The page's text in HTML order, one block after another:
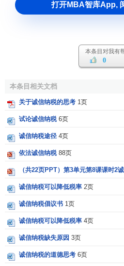
就可以营造良好的税收法制与公平
济健康发展所不可或缺的条件。
的观点来看，
易关系。简单来说，就是由政府向
，而作为回报，由公民以纳税的
国防，优质的社会经济秩序和良好
和优美的社会环境，优质高效的政
安全、稳定、公平、和谐的工作和
乐业，幸福安康。公民通过纳税来
而应付的成本费用。历史经验证明
和政府的职能，必须要有充裕的
国家财源茂盛的基础。如果国家财
以为百姓提供更多更好的公共物品
使社会稳定难以保证，人民生活质
减，生活环境恶化。可见诚信纳税
息相关，诚信纳税利国利民。
打开MBA智库App,
本条目对我有
0
本条目相关文档
关于诚信纳税的思考 1页
试论诚信纳税 6页
诚信纳税途径 4页
依法诚信纳税 88页
（共22页PPT）第3单元第8课课时2
诚信纳税可以降低税率 2页
诚信纳税倡议书 1页
诚信纳税可以降低税率 4页
诚信纳税缺失原因 3页
诚信纳税的道德思考 6页